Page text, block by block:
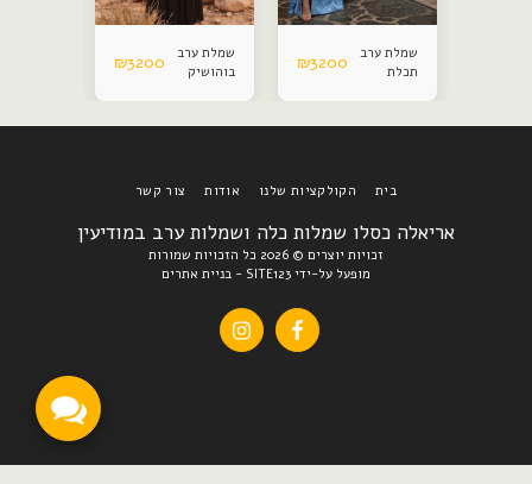
שמלת ערב
תכלת
₪3200
שמלת ערב
בוהושיק
₪3200
אריאלה כסלו שמלות כלה ושמלות ערב במודיעין
זכויות יוצרים © 2026 כל הזכויות שמורות
מופעל על-ידי SITE123
- בניית אתרים
בית הקולקציות שלנו אודות צור קשר